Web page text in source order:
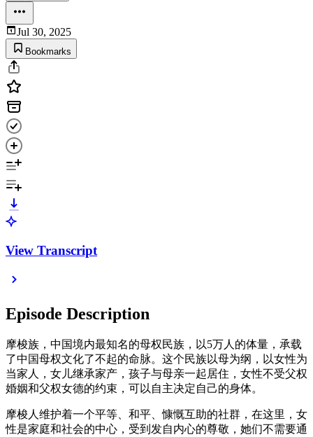
Jul 30, 2025
Bookmarks
View Transcript
Episode Description
摩梭族，中国境内最知名的母权民族，以5万人的体量，承载
了中国母权文化了不起的命脉。这个民族以母为纲，以女性为
当家人，女儿继承家产，孩子与母亲一起居住，女性不受父权
婚姻和父权女德的约束，可以自主决定自己的身体。
摩梭人维护着一个平等、和平、慷慨互助的社群，在这里，女
性是家庭和社会的中心，受到发自内心的尊敬，她们不需要通